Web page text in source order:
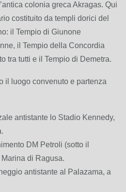
colonia greca Akragas. Qui
costituito da templi dorici del
il Tempio di Giunone
il Tempio della Concordia
tra tutti e il Tempio di Demetra.
il luogo convenuto e partenza
antistante lo Stadio Kennedy,
DM Petroli (sotto il
Marina di Ragusa.
antistante al Palazama, a